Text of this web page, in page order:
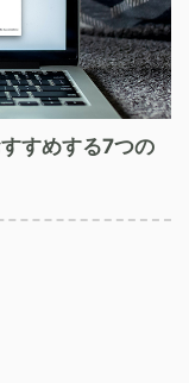
すめする7つの